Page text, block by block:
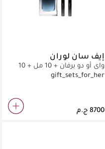
إيف سان لوران
واي أو دو برفان + 10 مل + 10
مل
gift_sets_for_her